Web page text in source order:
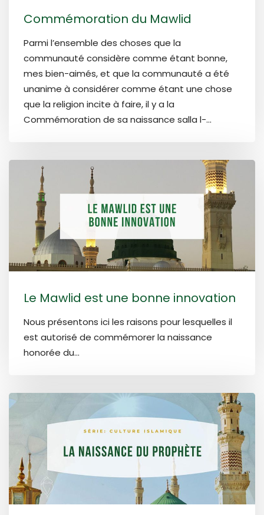
Commémoration du Mawlid
Parmi l’ensemble des choses que la
communauté considère comme étant bonne,
mes bien-aimés, et que la communauté a été
unanime à considérer comme étant une chose
que la religion incite à faire, il y a la
Commémoration de sa naissance salla l-...
Le Mawlid est une bonne innovation
Nous présentons ici les raisons pour lesquelles il
est autorisé de commémorer la naissance
honorée du...